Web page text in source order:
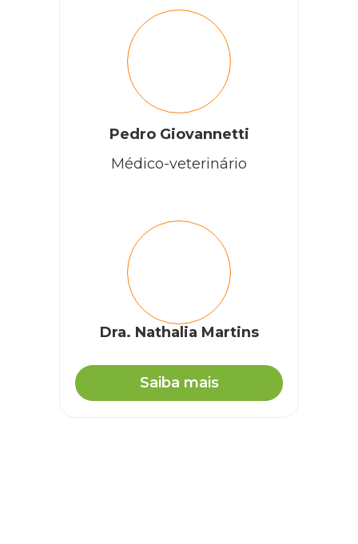
Pedro Giovannetti
Médico-veterinário
Dra. Nathalia Martins
Saiba mais